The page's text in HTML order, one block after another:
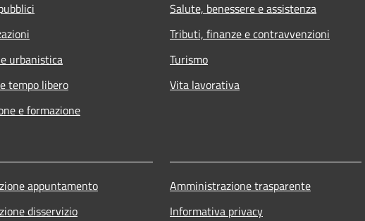
urbanistica
tempo libero
e formazione
Salute, benessere e assistenza
Tributi, finanze e contravvenzioni
Turismo
Vita lavorativa
appuntamento
disservizio
Amministrazione trasparente
Informativa privacy